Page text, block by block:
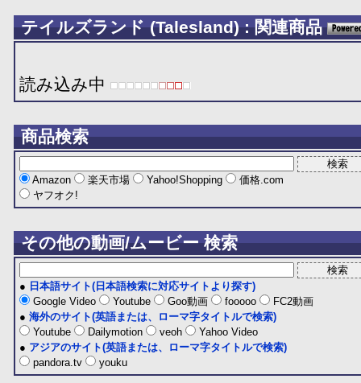
テイルズランド (Talesland) : 関連商品
読み込み中
商品検索
Amazon 楽天市場 Yahoo!Shopping
価格.com
ヤフオク!
その他の動画/ムービー 検索
● 日本語サイト(日本語検索に対応サイトより探す)
Google Video
Youtube Goo動画 fooooo
FC2動画
● 海外のサイト(英語または、ローマ字タイトルで検索)
Youtube
Dailymotion veoh
Yahoo Video
● アジアのサイト(英語または、ローマ字タイトルで検索)
pandora.tv
youku